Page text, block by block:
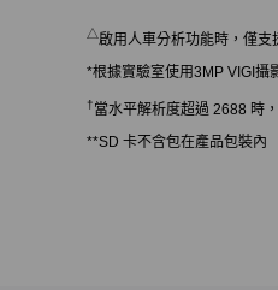
△啟用人車分析功能時，僅支
*根據實驗室使用3MP VIGI攝
†當水平解析度超過 2688 時
**SD 卡不含包在產品包裝內